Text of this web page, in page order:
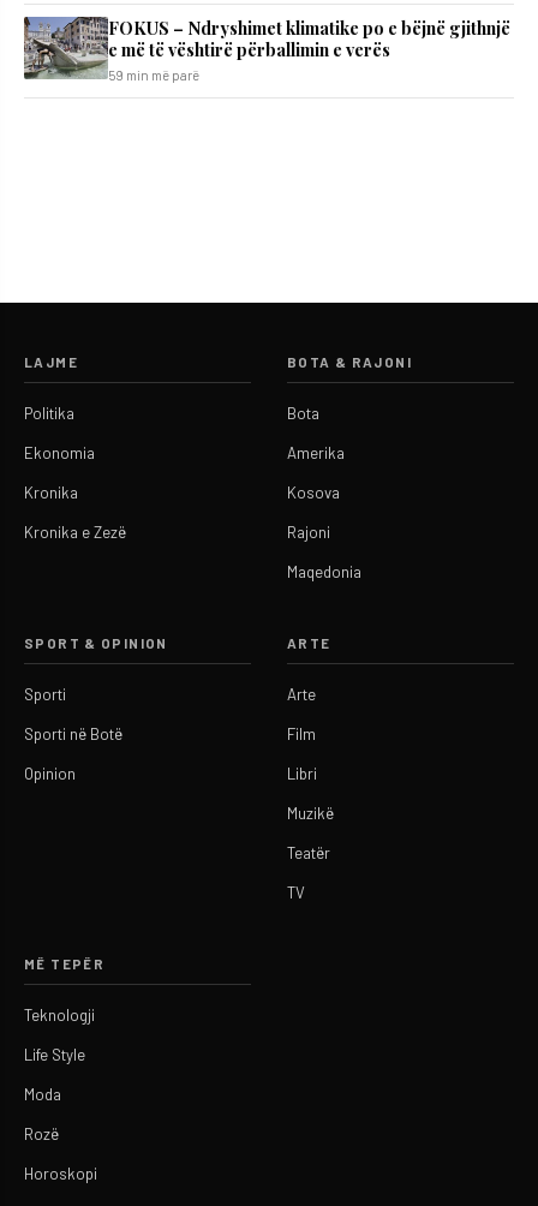
FOKUS – Ndryshimet klimatike po e bëjnë gjithnjë
e më të vështirë përballimin e verës
59 min më parë
LAJME
Politika
Ekonomia
Kronika
Kronika e Zezë
BOTA & RAJONI
Bota
Amerika
Kosova
Rajoni
Maqedonia
SPORT & OPINION
Sporti
Sporti në Botë
Opinion
ARTE
Arte
Film
Libri
Muzikë
Teatër
TV
MË TEPËR
Teknologji
Life Style
Moda
Rozë
Horoskopi